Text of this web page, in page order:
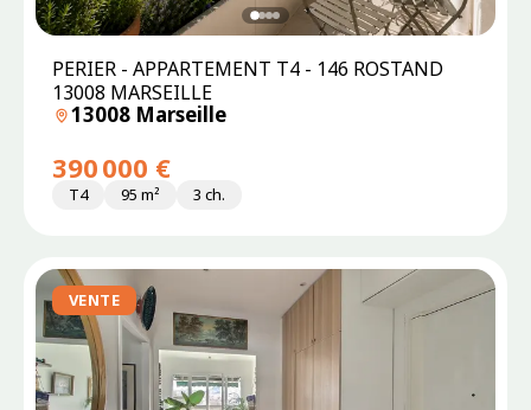
PERIER - APPARTEMENT T4 - 146 ROSTAND
13008 MARSEILLE
13008 Marseille
390 000 €
T4 95 m² 3 ch.
VENTE